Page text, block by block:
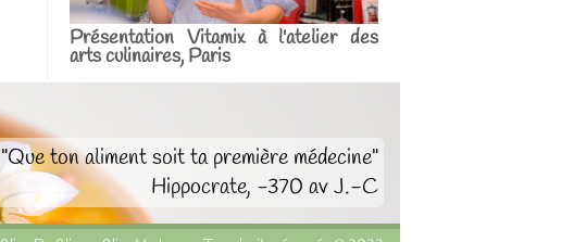
Présentation Vitamix à l'atelier des
arts culinaires, Paris
"Que ton aliment soit ta première médecine"
Hippocrate, -370 av J.-C